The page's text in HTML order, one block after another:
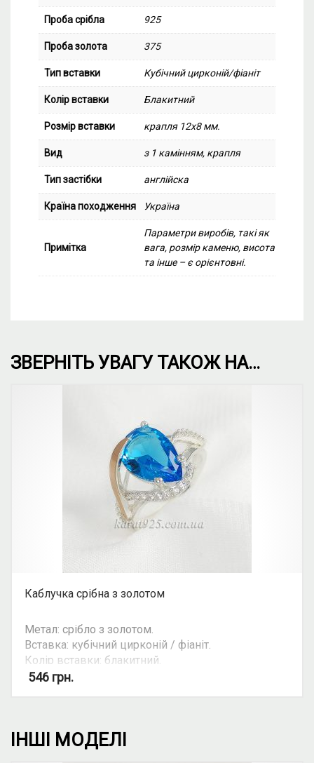
Проба срібла 925
Проба золота 375
Тип вставки Кубічний цирконій/фіаніт
Колір вставки Блакитний
Розмір вставки крапля 12х8 мм.
Вид з 1 камінням, крапля
Тип застібки англійска
Країна походження Україна
Примітка
Параметри виробів, такі як
вага, розмір каменю, висота
та інше – є орієнтовні.
ЗВЕРНІТЬ УВАГУ ТАКОЖ НА…
Каблучка срібна з золотом
Метал: срібло з золотом.
Вставка: кубічний цирконій / фіаніт.
Колір вставки: блакитний.
Можливість комплекту: так.
546 грн.
ІНШІ МОДЕЛІ